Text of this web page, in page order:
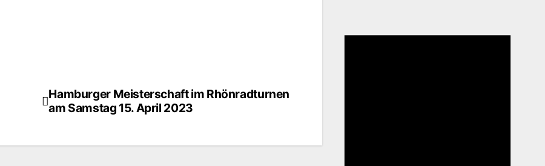
Hamburger Meisterschaft im Rhönradturnen
am Samstag 15. April 2023